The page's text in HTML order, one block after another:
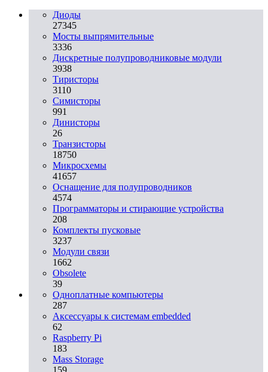
Диоды
27345
Мосты выпрямительные
3336
Дискретные полупроводниковые модули
3938
Тиристоры
3110
Симисторы
991
Динисторы
26
Транзисторы
18750
Микросхемы
41657
Оснащение для полупроводников
4574
Программаторы и стирающие устройства
208
Комплекты пусковые
3237
Модули связи
1662
Obsolete
39
Одноплатные компьютеры
287
Аксессуары к системам embedded
62
Raspberry Pi
183
Mass Storage
159